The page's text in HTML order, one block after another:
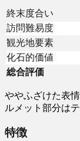
終末度合い
訪問難易度
観光地要素
化石的価値
総合評価
ややふざけた表
ルメット部分は
特徴